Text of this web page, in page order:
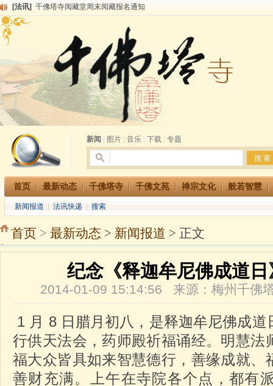
[法讯] 千佛塔寺阅藏堂周末阅藏报名通知
[法讯]
本寺方丈上明下慧尼和尚开讲《六祖坛经》
2015-3-26师父于法堂对大众的开示
广东千佛塔寺云门佛学院女众部 2016年招生简章
[法讯] 恭请海涛法师莅临千佛塔寺弘法
[法讯]
2014年七月大法会 祈福息灾地藏七 冥阳两利普渡群蒙盂兰盆
[法讯]
千佛塔寺云门佛学院女众部2014年招生简章
[法讯] 千佛塔寺兴建佛学院综合大楼缘起
[法讯] 共赴华藏世界 进入最后七天倒计时 殊胜华严法会 快快同享富贵庄严海
新闻
图片 音乐 下载 专题
首页 最新动态 千佛塔寺 千佛文苑 禅宗文化 般若智慧
新闻报道 法讯快递 搜索
首页 > 最新动态 > 新闻报道 > 正文
纪念《释迦牟尼佛成道
2014-01-09 15:14:56 来源：梅州千佛
1 月 8 日腊月初八，是释迦牟尼佛成
行供天法会，药师殿祈福诵经。明慧法
福大众皆具如来智慧德行，善缘成就、
善财充满。上午在寺院各个点，都有